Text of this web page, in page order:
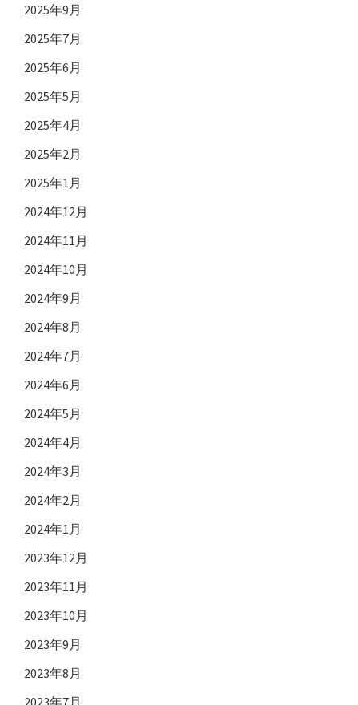
2025年9月
2025年7月
2025年6月
2025年5月
2025年4月
2025年2月
2025年1月
2024年12月
2024年11月
2024年10月
2024年9月
2024年8月
2024年7月
2024年6月
2024年5月
2024年4月
2024年3月
2024年2月
2024年1月
2023年12月
2023年11月
2023年10月
2023年9月
2023年8月